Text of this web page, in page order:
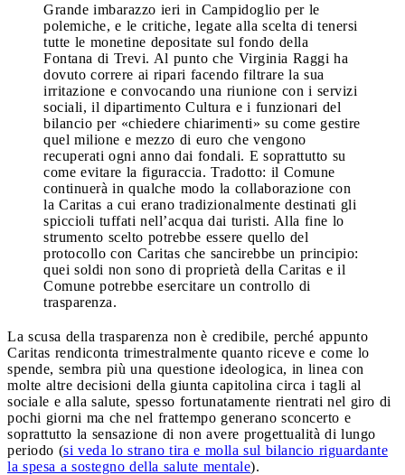
Grande imbarazzo ieri in Campidoglio per le
polemiche, e le critiche, legate alla scelta di tenersi
tutte le monetine depositate sul fondo della
Fontana di Trevi. Al punto che Virginia Raggi ha
dovuto correre ai ripari facendo filtrare la sua
irritazione e convocando una riunione con i servizi
sociali, il dipartimento Cultura e i funzionari del
bilancio per «chiedere chiarimenti» su come gestire
quel milione e mezzo di euro che vengono
recuperati ogni anno dai fondali. E soprattutto su
come evitare la figuraccia. Tradotto: il Comune
continuerà in qualche modo la collaborazione con
la Caritas a cui erano tradizionalmente destinati gli
spiccioli tuffati nell’acqua dai turisti. Alla fine lo
strumento scelto potrebbe essere quello del
protocollo con Caritas che sancirebbe un principio:
quei soldi non sono di proprietà della Caritas e il
Comune potrebbe esercitare un controllo di
trasparenza.
La scusa della trasparenza non è credibile, perché appunto
Caritas rendiconta trimestralmente quanto riceve e come lo
spende, sembra più una questione ideologica, in linea con
molte altre decisioni della giunta capitolina circa i tagli al
sociale e alla salute, spesso fortunatamente rientrati nel giro di
pochi giorni ma che nel frattempo generano sconcerto e
soprattutto la sensazione di non avere progettualità di lungo
periodo (si veda lo strano tira e molla sul bilancio riguardante
la spesa a sostegno della salute mentale).